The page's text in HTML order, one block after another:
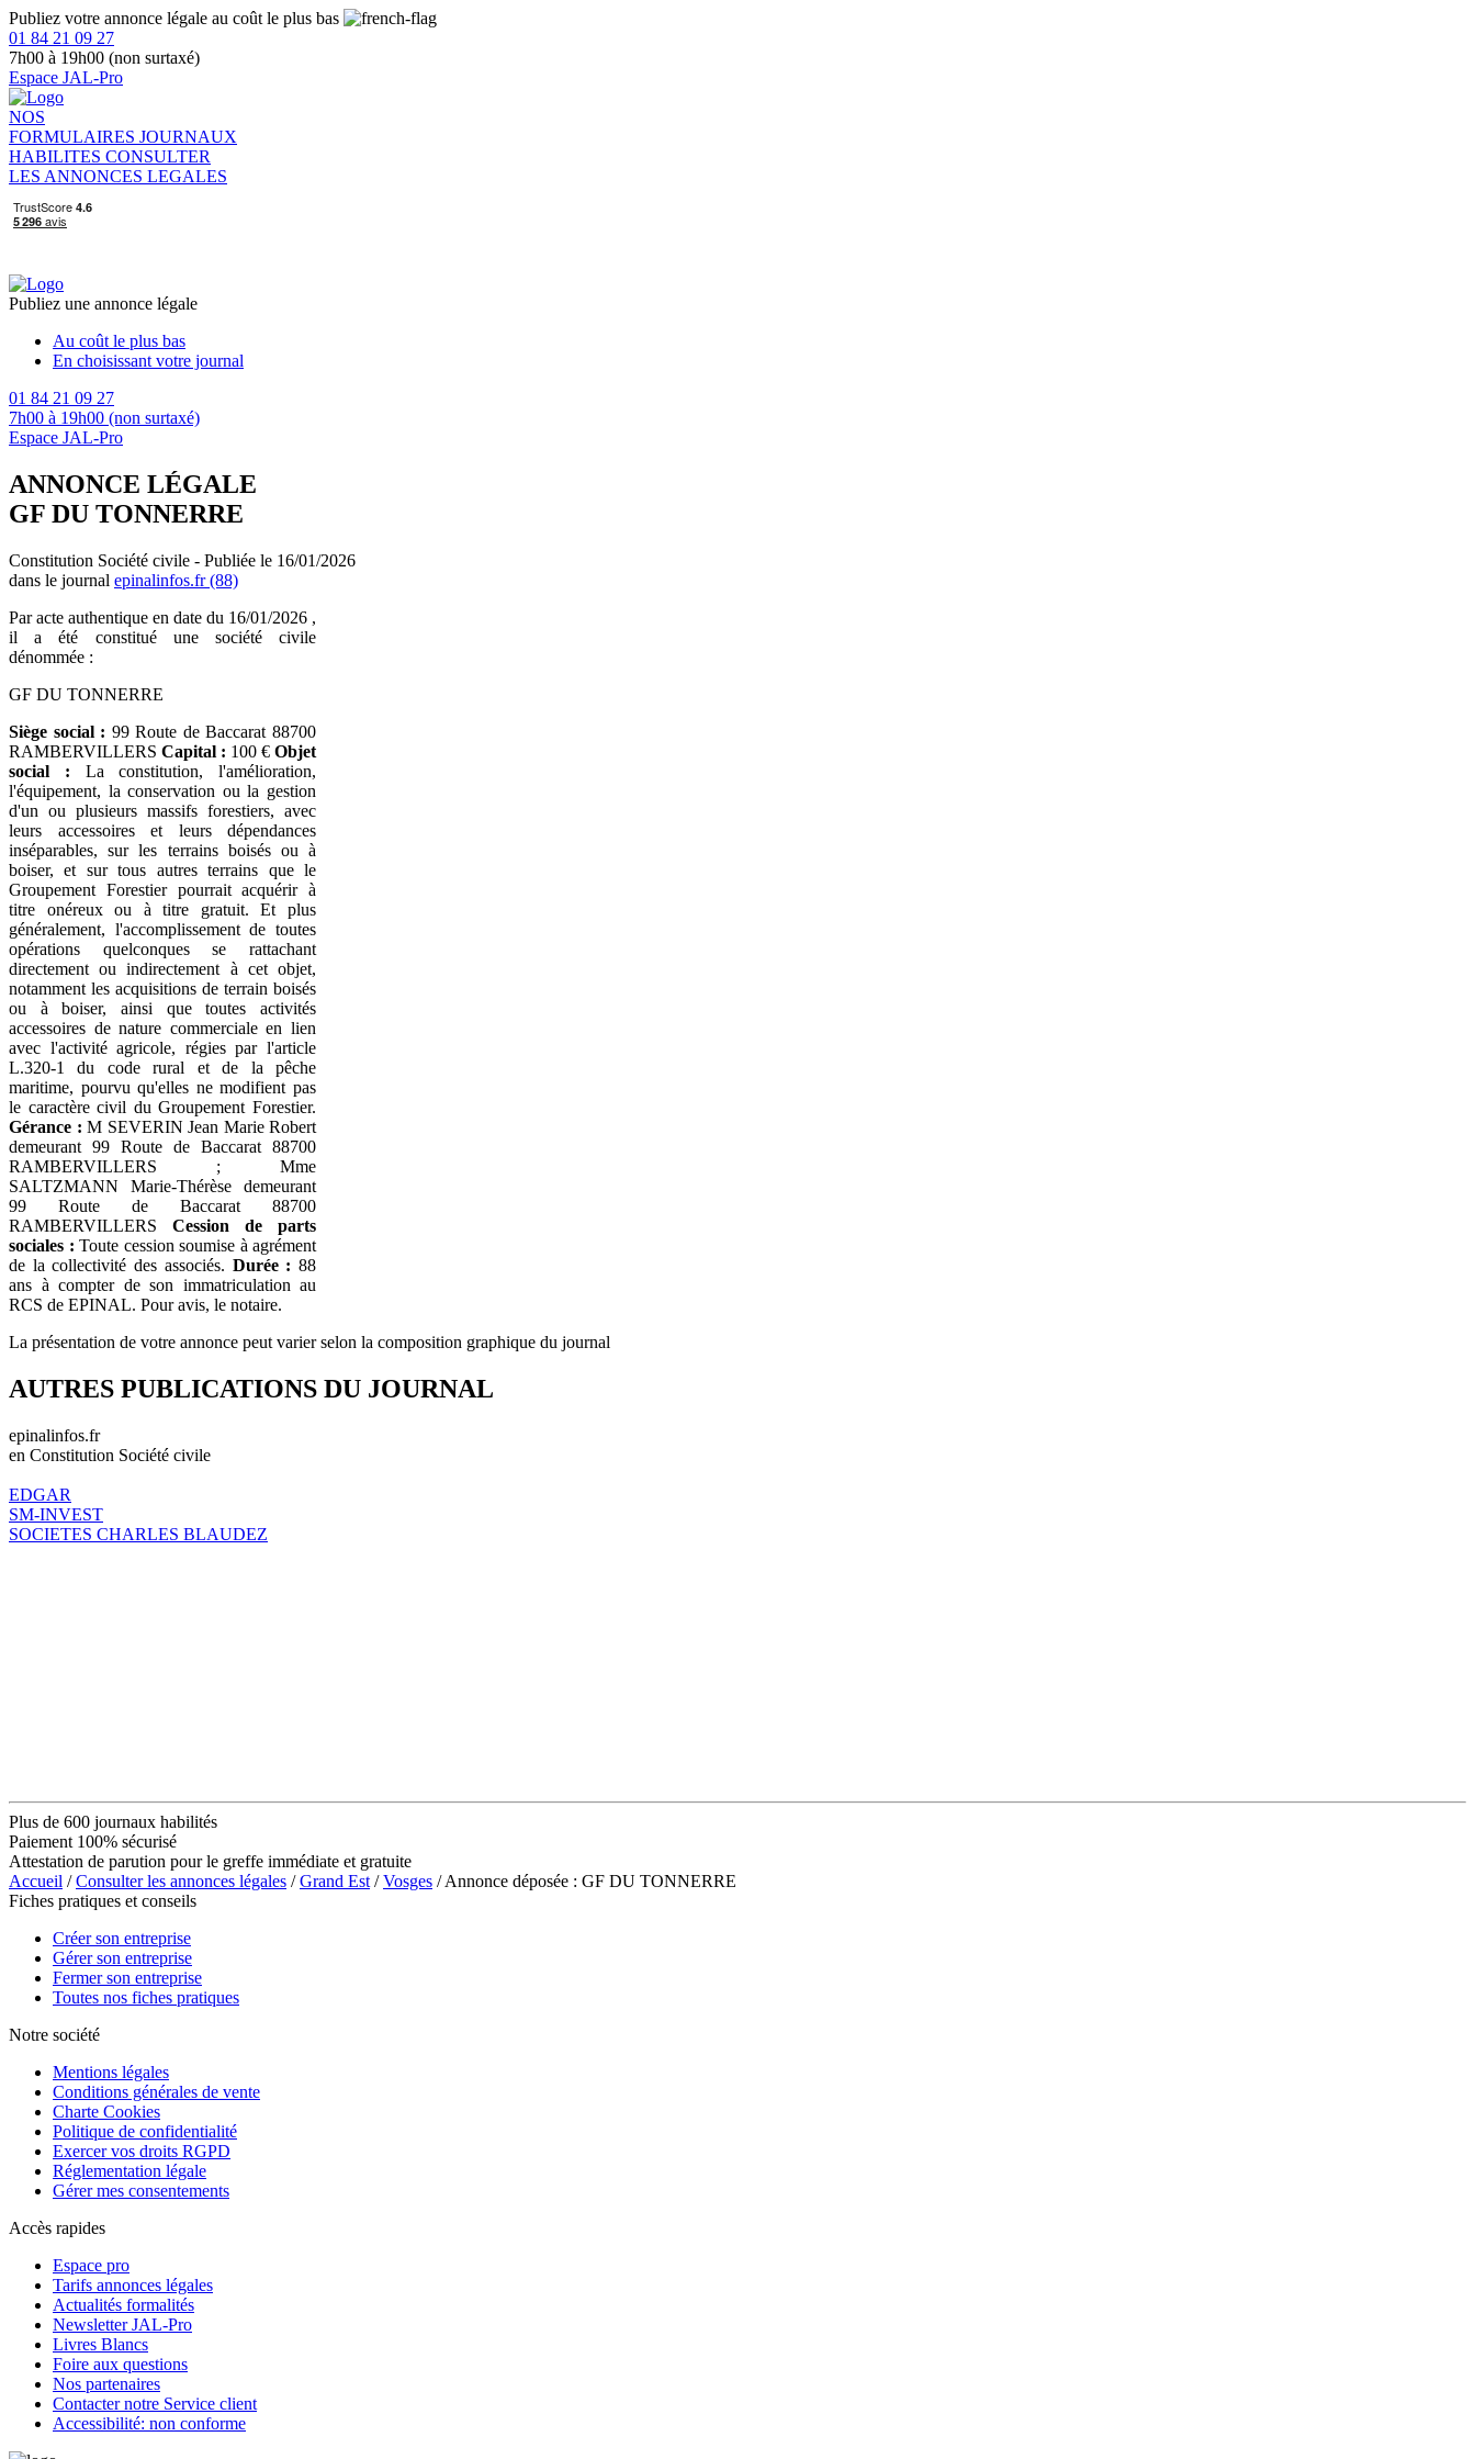
Publiez votre annonce légale au coût le plus bas
01 84 21 09 27
7h00 à 19h00 (non surtaxé)
Espace JAL-Pro
NOS
FORMULAIRES JOURNAUX
HABILITES CONSULTER
LES ANNONCES LEGALES
Publiez une annonce légale
Au coût le plus bas
En choisissant votre journal
01 84 21 09 27
7h00 à 19h00 (non surtaxé)
Espace JAL-Pro
ANNONCE LÉGALE
GF DU TONNERRE
Constitution Société civile - Publiée le 16/01/2026
dans le journal epinalinfos.fr (88)
Par acte authentique en date du 16/01/2026 ,
il a été constitué une société civile
dénommée :
GF DU TONNERRE
Siège social : 99 Route de Baccarat 88700
RAMBERVILLERS Capital : 100 € Objet
social : La constitution, l'amélioration,
l'équipement, la conservation ou la gestion
d'un ou plusieurs massifs forestiers, avec
leurs accessoires et leurs dépendances
inséparables, sur les terrains boisés ou à
boiser, et sur tous autres terrains que le
Groupement Forestier pourrait acquérir à
titre onéreux ou à titre gratuit. Et plus
généralement, l'accomplissement de toutes
opérations quelconques se rattachant
directement ou indirectement à cet objet,
notamment les acquisitions de terrain boisés
ou à boiser, ainsi que toutes activités
accessoires de nature commerciale en lien
avec l'activité agricole, régies par l'article
L.320-1 du code rural et de la pêche
maritime, pourvu qu'elles ne modifient pas
le caractère civil du Groupement Forestier.
Gérance : M SEVERIN Jean Marie Robert
demeurant 99 Route de Baccarat 88700
RAMBERVILLERS ; Mme
SALTZMANN Marie-Thérèse demeurant
99 Route de Baccarat 88700
RAMBERVILLERS Cession de parts
sociales : Toute cession soumise à agrément
de la collectivité des associés. Durée : 88
ans à compter de son immatriculation au
RCS de EPINAL. Pour avis, le notaire.
La présentation de votre annonce peut varier selon la composition graphique du journal
AUTRES PUBLICATIONS DU JOURNAL
epinalinfos.fr
en Constitution Société civile
EDGAR
SM-INVEST
SOCIETES CHARLES BLAUDEZ
Plus de 600 journaux habilités
Paiement 100% sécurisé
Attestation de parution pour le greffe immédiate et gratuite
Accueil /Consulter les annonces légales /Grand Est /Vosges / Annonce déposée : GF DU TONNERRE
Fiches pratiques et conseils
Créer son entreprise
Gérer son entreprise
Fermer son entreprise
Toutes nos fiches pratiques
Notre société
Mentions légales
Conditions générales de vente
Charte Cookies
Politique de confidentialité
Exercer vos droits RGPD
Réglementation légale
Gérer mes consentements
Accès rapides
Espace pro
Tarifs annonces légales
Actualités formalités
Newsletter JAL-Pro
Livres Blancs
Foire aux questions
Nos partenaires
Contacter notre Service client
Accessibilité: non conforme